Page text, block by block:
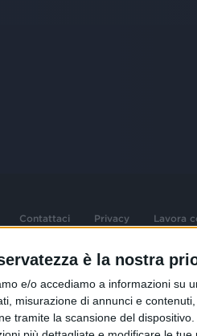
è la nostra
e/o accediamo a informazioni su
misurazione di annunci e
tramite la scansione del
Contattaci Privacy Lavora
| Tutti i diritti riservati. Per le
obblighi derivanti dalla normativa dei diritti
versato. Iscr. Reg. Imprese Milano -